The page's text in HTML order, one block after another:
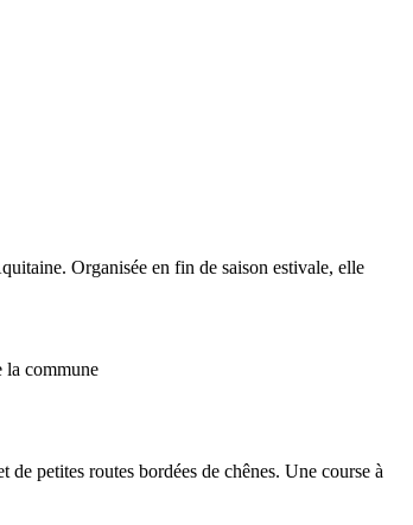
Organisée en fin de saison estivale, elle
la commune
petites routes bordées de chênes. Une course à